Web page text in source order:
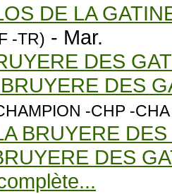
DE LA
-TR) - Mar.
DES
DES
-CHP -
BRUYERE
DES